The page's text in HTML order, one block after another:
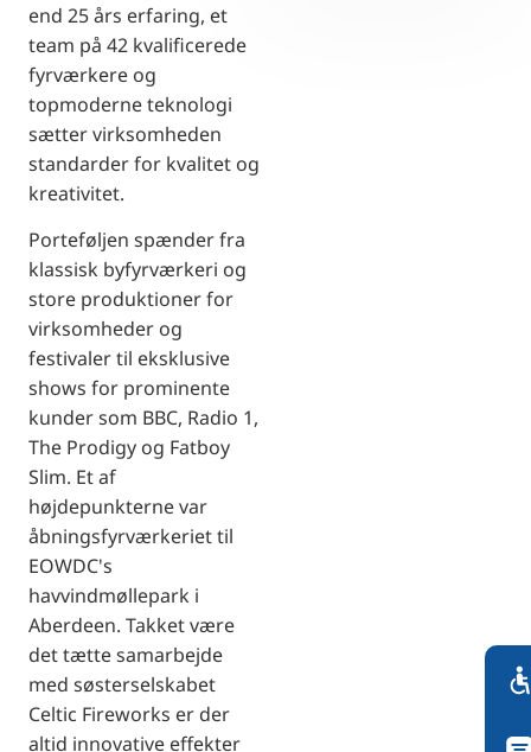
end 25 års erfaring, et
team på 42 kvalificerede
fyrværkere og
topmoderne teknologi
sætter virksomheden
standarder for kvalitet og
kreativitet.
Porteføljen spænder fra
klassisk byfyrværkeri og
store produktioner for
virksomheder og
festivaler til eksklusive
shows for prominente
kunder som BBC, Radio 1,
The Prodigy og Fatboy
Slim. Et af
højdepunkterne var
åbningsfyrværkeriet til
EOWDC's
havvindmøllepark i
Aberdeen. Takket være
det tætte samarbejde
med søsterselskabet
Celtic Fireworks er der
altid innovative effekter